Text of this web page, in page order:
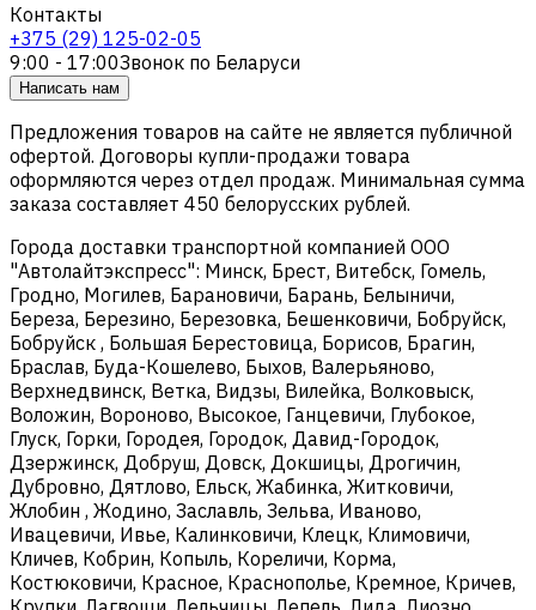
Контакты
+375 (29) 125-02-05
9:00 - 17:00Звонок по Беларуси
Написать нам
Предложения товаров на сайте не является публичной
офертой. Договоры купли-продажи товара
оформляются через отдел продаж. Минимальная сумма
заказа составляет 450 белорусских рублей.
Города доставки транспортной компанией ООО
"Автолайтэкспресс": Минск, Брест, Витебск, Гомель,
Гродно, Могилев, Барановичи, Барань, Белыничи,
Береза, Березино, Березовка, Бешенковичи, Бобруйск,
Бобруйск , Большая Берестовица, Борисов, Брагин,
Браслав, Буда-Кошелево, Быхов, Валерьяново,
Верхнедвинск, Ветка, Видзы, Вилейка, Волковыск,
Воложин, Вороново, Высокое, Ганцевичи, Глубокое,
Глуск, Горки, Городея, Городок, Давид-Городок,
Дзержинск, Добруш, Довск, Докшицы, Дрогичин,
Дубровно, Дятлово, Ельск, Жабинка, Житковичи,
Жлобин , Жодино, Заславль, Зельва, Иваново,
Ивацевичи, Ивье, Калинковичи, Клецк, Климовичи,
Кличев, Кобрин, Копыль, Кореличи, Корма,
Костюковичи, Красное, Краснополье, Кремное, Кричев,